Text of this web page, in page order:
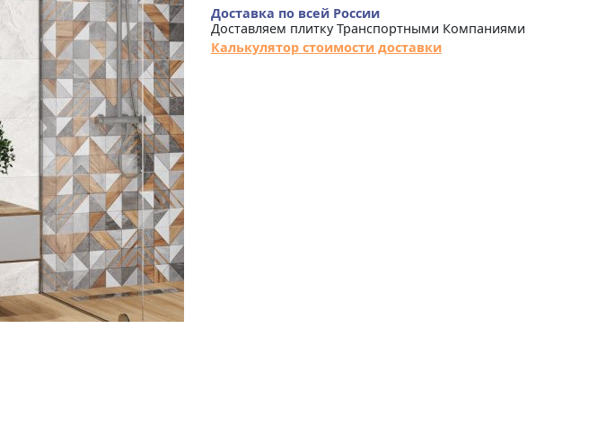
Доставка по всей России
Доставляем плитку Транспортными Компаниями
Калькулятор стоимости доставки